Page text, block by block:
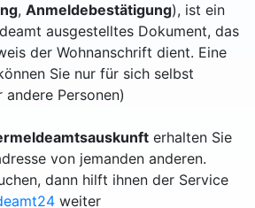
, Anmeldebestätigung), ist ein
ausgestelltes Dokument, das
der Wohnanschrift dient. Eine
Sie nur für sich selbst
Personen)
erhalten Sie
von jemanden anderen.
dann hilft ihnen der Service
weiter